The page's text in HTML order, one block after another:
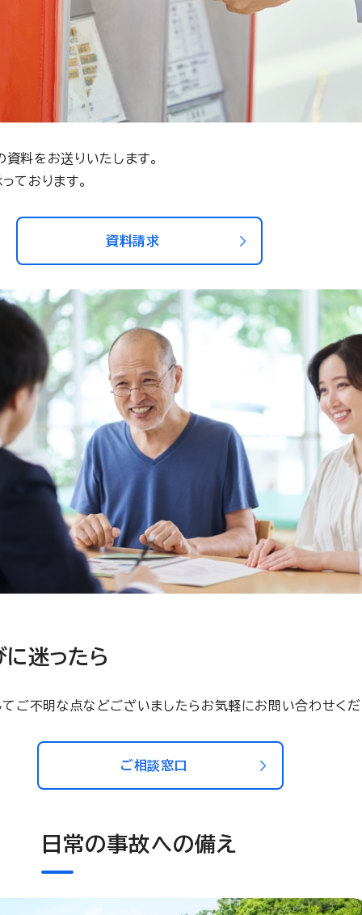
料をお送りいたします。
ております。
資料請求
迷ったら
ご不明な点などございましたらお気軽にお問い合わせくだ
ご相談窓口
日常の事故への備え